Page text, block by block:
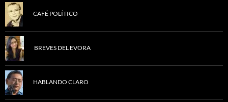
CAFÉ POLÍTICO
BREVES DEL EVORA
HABLANDO CLARO